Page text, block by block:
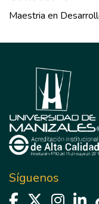
Maestria en
Síguenos